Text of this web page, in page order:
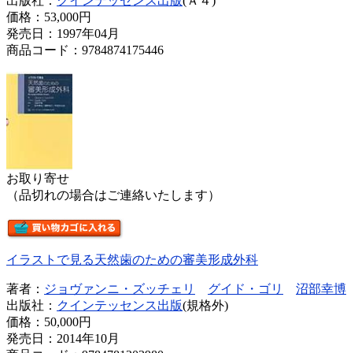
価格： 53,000円
発売日：1997年04月
商品コード：9784874175446
お取り寄せ
（品切れの場合はご連絡いたします）
イラストで見る天然歯のための審美形成外科
著者： ジョヴァンニ・ズッチェリ グイド・ゴリ
沼部幸博
出版社： クインテッセンス出版(規格外)
価格： 50,000円
発売日：2014年10月